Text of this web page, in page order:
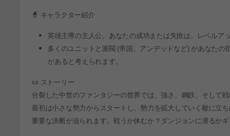
🧙 キャラクター紹介
英雄主導の主人公。あなたの成功または失敗は、レベルア
多くのユニットと派閥 (帝国、アンデッドなど) があなた
があると考えられます。
📜 ストーリー
分裂した中世のファンタジーの世界では、強さ、鋼鉄、そして
最初は小さな勢力からスタートし、勢力を拡大していく敵に立
重要な決断が迫られます。戦うか休むか？ダンジョンに潜るか